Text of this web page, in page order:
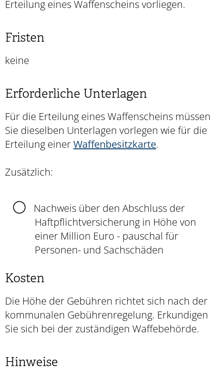
Erteilung eines Waffenscheins vorliegen.
Fristen
keine
Erforderliche Unterlagen
Für die Erteilung eines Waffenscheins müssen
Sie dieselben Unterlagen vorlegen wie für die
Erteilung einerWaffenbesitzkarte.
Zusätzlich:
Nachweis über den Abschluss der
Haftpflichtversicherung in Höhe von
einer Million Euro - pauschal für
Personen- und Sachschäden
Kosten
Die Höhe der Gebühren richtet sich nach der
kommunalen Gebührenregelung. Erkundigen
Sie sich bei der zuständigen Waffebehörde.
Hinweise